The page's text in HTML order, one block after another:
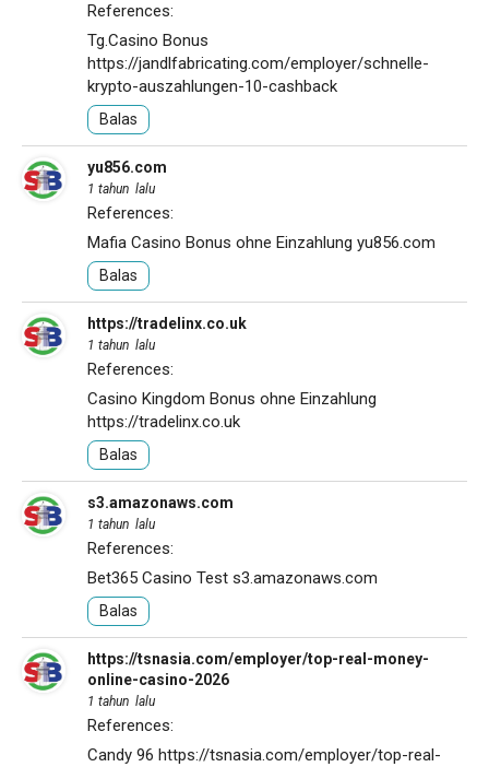
References:
Tg.Casino Bonus
https://jandlfabricating.com/employer/schnelle-
krypto-auszahlungen-10-cashback
Balas
yu856.com
1 tahun lalu
References:
Mafia Casino Bonus ohne Einzahlung yu856.com
Balas
https://tradelinx.co.uk
1 tahun lalu
References:
Casino Kingdom Bonus ohne Einzahlung
https://tradelinx.co.uk
Balas
s3.amazonaws.com
1 tahun lalu
References:
Bet365 Casino Test s3.amazonaws.com
Balas
https://tsnasia.com/employer/top-real-money-
online-casino-2026
1 tahun lalu
References:
Candy 96 https://tsnasia.com/employer/top-real-